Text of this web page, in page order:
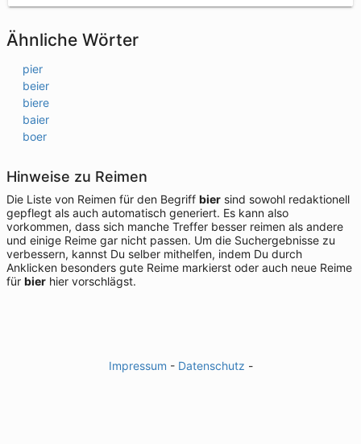
Ähnliche Wörter
pier
beier
biere
baier
boer
Hinweise zu Reimen
Die Liste von Reimen für den Begriff bier sind sowohl redaktionell
gepflegt als auch automatisch generiert. Es kann also
vorkommen, dass sich manche Treffer besser reimen als andere
und einige Reime gar nicht passen. Um die Suchergebnisse zu
verbessern, kannst Du selber mithelfen, indem Du durch
Anklicken besonders gute Reime markierst oder auch neue Reime
für bier hier vorschlägst.
Impressum - Datenschutz -